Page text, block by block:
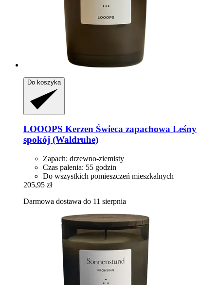
Do koszyka
LOOOPS Kerzen Świeca zapachowa Leśny
spokój (Waldruhe)
Zapach: drzewno-ziemisty
Czas palenia: 55 godzin
Do wszystkich pomieszczeń mieszkalnych
205,95 zł
Darmowa dostawa do 11 sierpnia